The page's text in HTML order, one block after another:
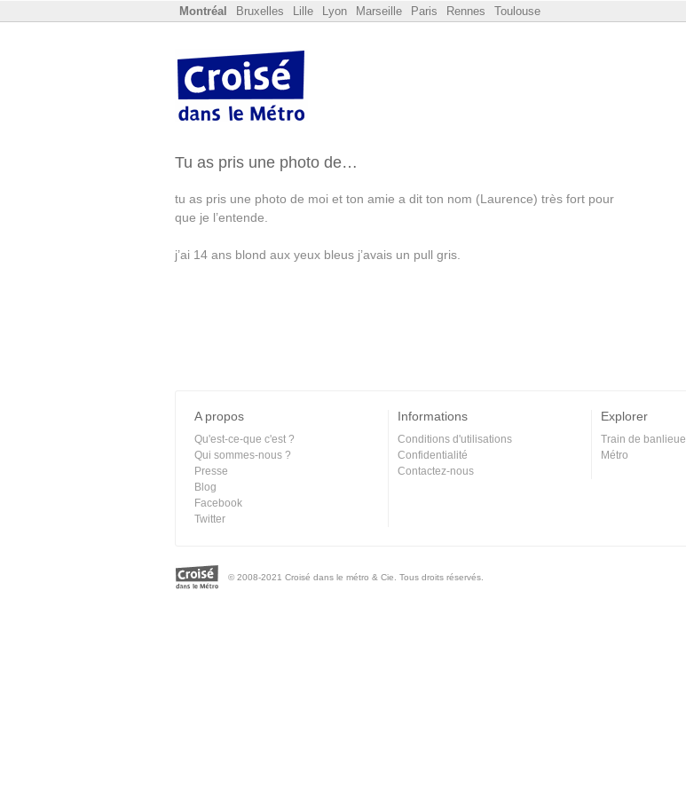
Montréal Bruxelles Lille Lyon Marseille Paris Rennes Toulouse
Tu as pris une photo de…
tu as pris une photo de moi et ton amie a dit ton nom (Laurence) très fort pour
que je l’entende.
j’ai 14 ans blond aux yeux bleus j’avais un pull gris.
A propos
Qu'est-ce-que c'est ?
Qui sommes-nous ?
Presse
Blog
Facebook
Twitter
Informations
Conditions d'utilisations
Confidentialité
Contactez-nous
Explorer
Train de banlieue
Métro
© 2008-2021 Croisé dans le métro & Cie. Tous droits réservés.